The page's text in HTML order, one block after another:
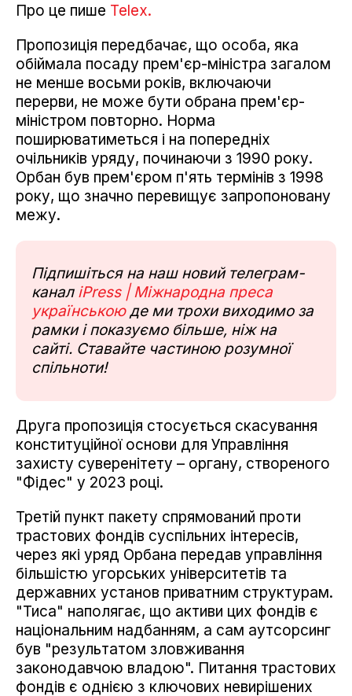
Про це пише Telex.
Пропозиція передбачає, що особа, яка
обіймала посаду прем'єр-міністра загалом
не менше восьми років, включаючи
перерви, не може бути обрана прем'єр-
міністром повторно. Норма
поширюватиметься і на попередніх
очільників уряду, починаючи з 1990 року.
Орбан був прем'єром п'ять термінів з 1998
року, що значно перевищує запропоновану
межу.
Підпишіться на наш новий телеграм-
канал iPress | Міжнародна преса
українськоюде ми трохи виходимо за
рамки і показуємо більше, ніж на
сайті. Ставайте частиною розумної
спільноти!
Друга пропозиція стосується скасування
конституційної основи для Управління
захисту суверенітету – органу, створеного
"Фідес" у 2023 році.
Третій пункт пакету спрямований проти
трастових фондів суспільних інтересів,
через які уряд Орбана передав управління
більшістю угорських університетів та
державних установ приватним структурам.
"Тиса" наполягає, що активи цих фондів є
національним надбанням, а сам аутсорсинг
був "результатом зловживання
законодавчою владою". Питання трастових
фондів є однією з ключових невирішених